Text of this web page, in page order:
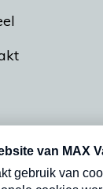
vrijdag- en